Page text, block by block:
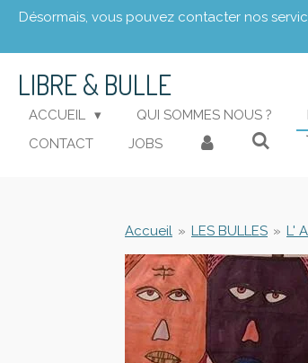
Passer
contenu
principal
Désormais, vous pouvez contacter nos
LIBRE& BULLE
ACCUEIL QUI SOMMES NOUS ?
CONTACT
JOBS
Accueil » LES BULLES » L'